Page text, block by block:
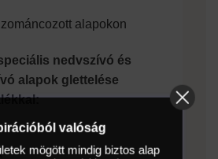
zománcozott alapokon
nedvszívó és
alapok glettelése
valóság
mögött mindig biztos alap